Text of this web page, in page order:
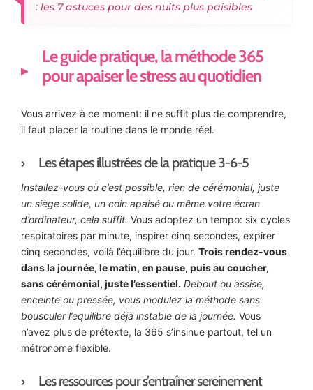
: les 7 astuces pour des nuits plus paisibles
Le guide pratique, la méthode 365
pour apaiser le stress au quotidien
Vous arrivez à ce moment: il ne suffit plus de comprendre,
il faut placer la routine dans le monde réel.
Les étapes illustrées de la pratique 3-6-5
Installez-vous où c’est possible, rien de cérémonial, juste
un siège solide, un coin apaisé ou même votre écran
d’ordinateur, cela suffit. Vous adoptez un tempo: six cycles
respiratoires par minute, inspirer cinq secondes, expirer
cinq secondes, voilà l’équilibre du jour. Trois rendez-vous
dans la journée, le matin, en pause, puis au coucher,
sans cérémonial, juste l’essentiel. Debout ou assise,
enceinte ou pressée, vous modulez la méthode sans
bousculer l’equilibre déjà instable de la journée. Vous
n’avez plus de prétexte, la 365 s’insinue partout, tel un
métronome flexible.
Les ressources pour s’entraîner sereinement